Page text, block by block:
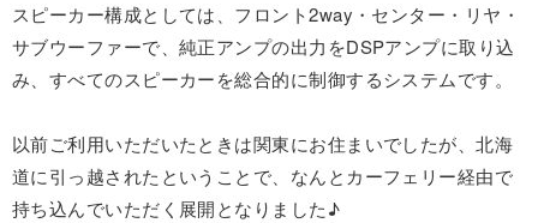
スピーカー構成としては、フロント2way・センター・リヤ・
サブウーファーで、純正アンプの出力をDSPアンプに取り込
み、すべてのスピーカーを総合的に制御するシステムです。
以前ご利用いただいたときは関東にお住まいでしたが、北海
道に引っ越されたということで、なんとカーフェリー経由で
持ち込んでいただく展開となりました♪